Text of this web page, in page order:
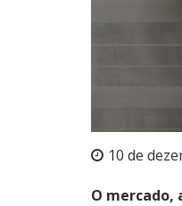
10 de
O mercado,